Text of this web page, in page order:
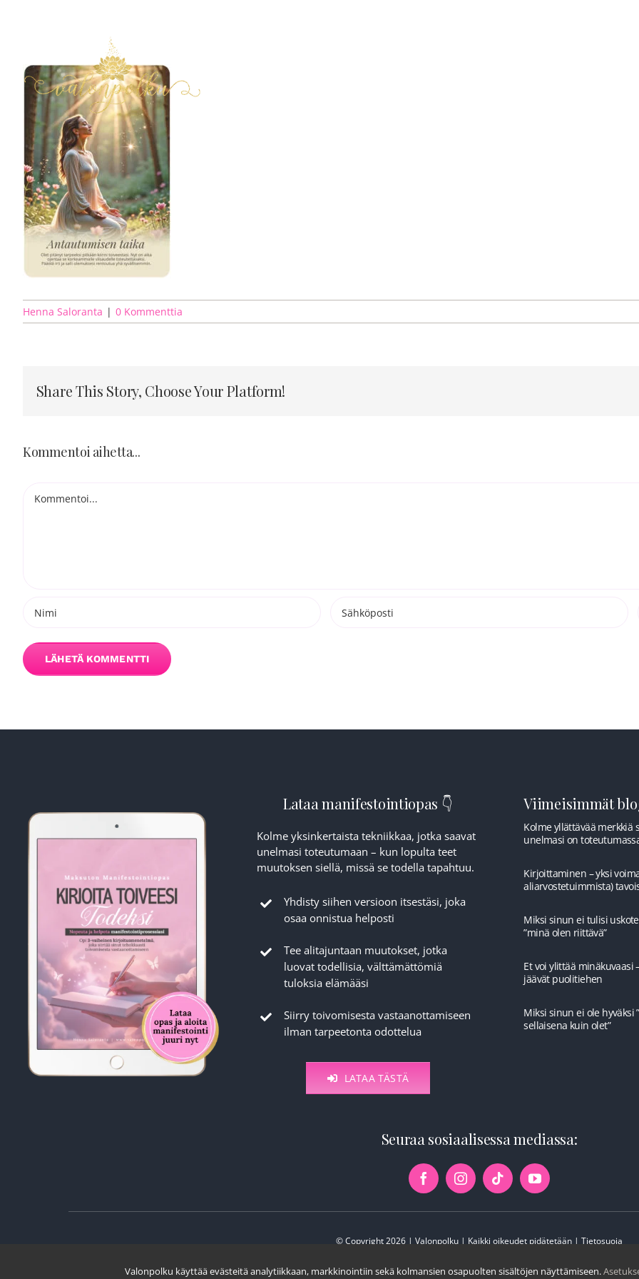
Henna Saloranta | 0 Kommenttia
Share This Story, Choose Your Platform!
Kommentoi aihetta...
Lataa manifestointiopas 👇
Kolme yksinkertaista tekniikkaa, jotka saavat
unelmasi toteutumaan – kun lopulta teet
muutoksen siellä, missä se todella tapahtuu.
Yhdisty siihen versioon itsestäsi, joka
osaa onnistua helposti
Tee alitajuntaan muutokset, jotka
luovat todellisia, välttämättömiä
tuloksia elämääsi
Siirry toivomisesta vastaanottamiseen
ilman tarpeetonta odottelua
LATAA TÄSTÄ
Viimeisimmät
Kolme yllättävää merkkiä
unelmasi on
Kirjoittaminen – yksi
aliarvostetuimmista)
Miksi sinun ei tulisi
”minä olen riittävä”
Et voi ylittää minäkuvaasi
jäävät puolitiehen
Miksi sinun ei ole hyväksi
sellaisena kuin olet”
Seuraa sosiaalisessa mediassa:
© Copyright 2026 | Valonpolku | Kaikki oikeudet pidätetään | Tietosuoja
Valonpolku käyttää evästeitä analytiikkaan, markkinointiin sekä kolmansien osapuolten sisältöjen näyttämiseen.